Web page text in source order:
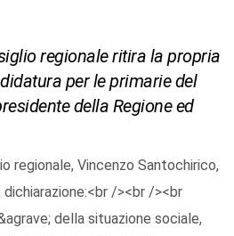
regionale ritira la propria
per le primarie del
della Regione ed
regionale, Vincenzo Santochirico,
/><br /><br
della situazione sociale,